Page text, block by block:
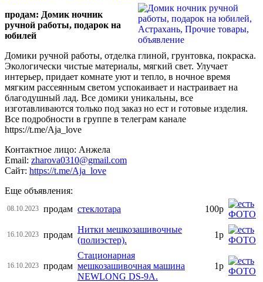
продам: Домик ночник
ручной работы, подарок на
юбилей
Домики ручной работы, отделка глиной, грунтовка, покраска.
Экологически чистые материалы, мягкий свет. Улучает
интерьер, придает комнате уют и тепло, в ночное время
мягким рассеянным светом успокаивает и настраивает на
благодушный лад. Все домики уникальны, все
изготавливаются только под заказ но ест и готовые изделия.
Все подробности в группе в телеграм канале
https://t.me/Aja_love
Контактное лицо: Анжела
Email: zharova0310@gmail.com
Сайт: https://t.me/Aja_love
Еще объявления:
08.10.2023 продам стеклотара 100р
16.10.2023 продам
Нитки мешкозашивочные
(полиэстер).
1р
16.10.2023 продам
Стационарная
мешкозашивочная машина
NEWLONG DS-9A.
1р